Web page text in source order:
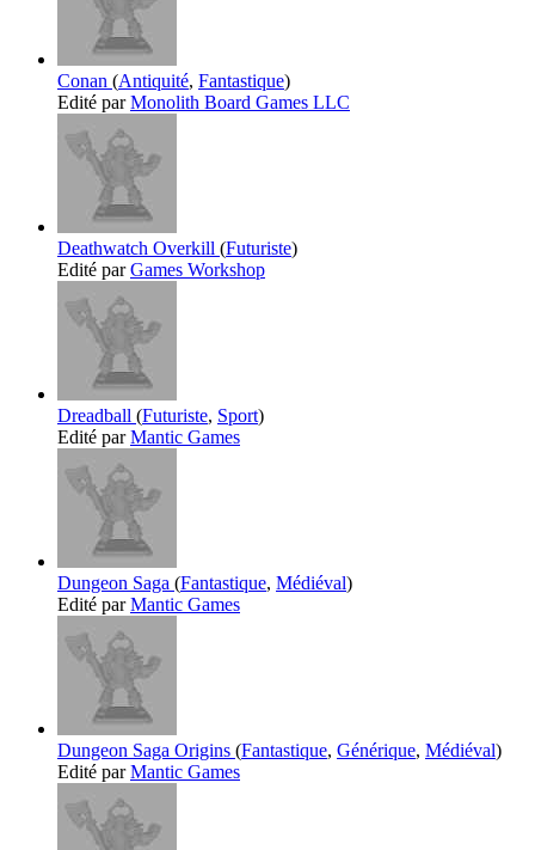
Conan (Antiquité, Fantastique)
Edité parMonolith Board Games LLC
Deathwatch Overkill (Futuriste)
Edité parGames Workshop
Dreadball (Futuriste, Sport)
Edité parMantic Games
Dungeon Saga (Fantastique, Médiéval)
Edité parMantic Games
Dungeon Saga Origins (Fantastique, Générique, Médiéval)
Edité parMantic Games